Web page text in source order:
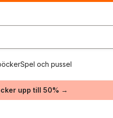
Spel och pussel
upp till 50% →